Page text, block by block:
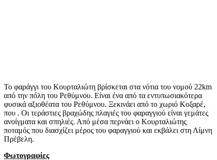
Το φαράγγι του Κουρταλιώτη βρίσκεται στα νότια του νομού 22km
από την πόλη του Ρεθύμνου. Είναι ένα από τα εντυπωσιακότερα
φυσικά αξιοθέατα του Ρεθύμνου. Ξεκινάει από το χωριό Κοξαρέ,
που . Οι τεράστιες βραχώδης πλαγιές του φαραγγιού είναι γεμάτες
ανοίγματα και σπηλιές. Από μέσα περνάει ο Κουρταλιώτης
ποταμός που διασχίζει μέρος του φαραγγιού και εκβάλει στη Λίμνη
Πρέβελη.
Φωτογραφίες